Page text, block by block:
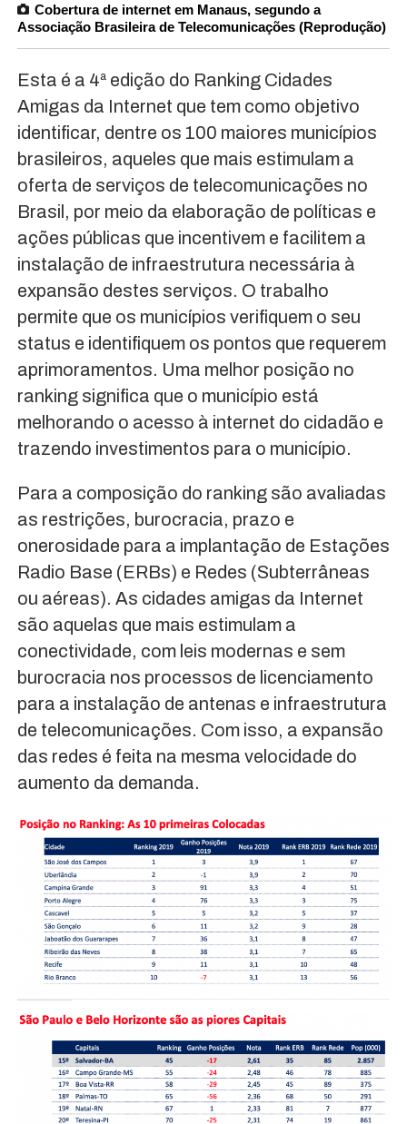
Cobertura de internet em Manaus, segundo a
Associação Brasileira de Telecomunicações (Reprodução)
Esta é a 4ª edição do Ranking Cidades
Amigas da Internet que tem como objetivo
identificar, dentre os 100 maiores municípios
brasileiros, aqueles que mais estimulam a
oferta de serviços de telecomunicações no
Brasil, por meio da elaboração de políticas e
ações públicas que incentivem e facilitem a
instalação de infraestrutura necessária à
expansão destes serviços. O trabalho
permite que os municípios verifiquem o seu
status e identifiquem os pontos que requerem
aprimoramentos. Uma melhor posição no
ranking significa que o município está
melhorando o acesso à internet do cidadão e
trazendo investimentos para o município.
Para a composição do ranking são avaliadas
as restrições, burocracia, prazo e
onerosidade para a implantação de Estações
Radio Base (ERBs) e Redes (Subterrâneas
ou aéreas). As cidades amigas da Internet
são aquelas que mais estimulam a
conectividade, com leis modernas e sem
burocracia nos processos de licenciamento
para a instalação de antenas e infraestrutura
de telecomunicações. Com isso, a expansão
das redes é feita na mesma velocidade do
aumento da demanda.